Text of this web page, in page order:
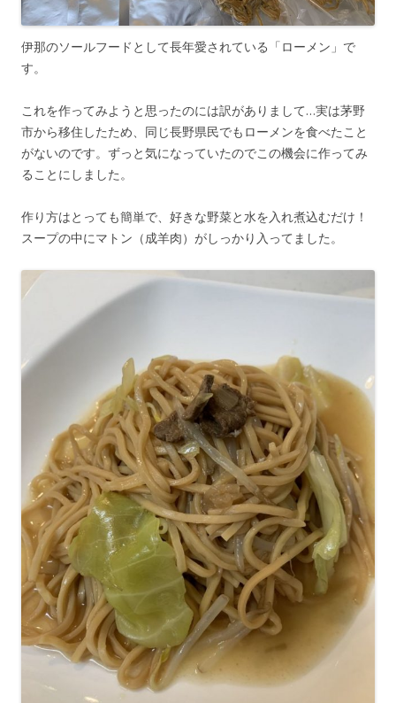
伊那のソールフードとして長年愛されている「ローメン」で
す。
これを作ってみようと思ったのには訳がありまして…実は茅野
市から移住したため、同じ長野県民でもローメンを食べたこと
がないのです。ずっと気になっていたのでこの機会に作ってみ
ることにしました。
作り方はとっても簡単で、好きな野菜と水を入れ煮込むだけ！
スープの中にマトン（成羊肉）がしっかり入ってました。